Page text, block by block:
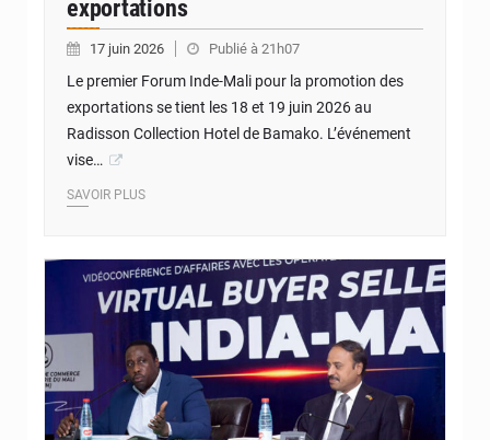
exportations
17 juin 2026 Publié à 21h07
Le premier Forum Inde-Mali pour la promotion des
exportations se tient les 18 et 19 juin 2026 au
Radisson Collection Hotel de Bamako. L’événement
vise…
SAVOIR PLUS
© Internet